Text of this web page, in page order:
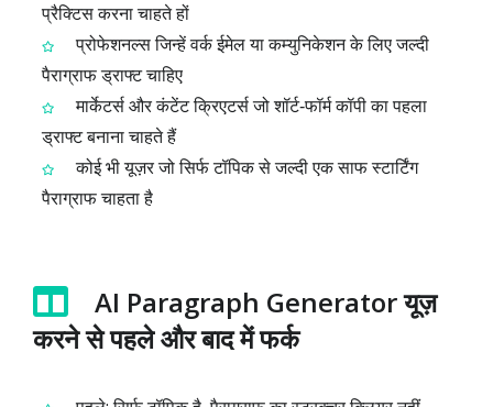
प्रैक्टिस करना चाहते हों
प्रोफेशनल्स जिन्हें वर्क ईमेल या कम्युनिकेशन के लिए जल्दी
पैराग्राफ ड्राफ्ट चाहिए
मार्केटर्स और कंटेंट क्रिएटर्स जो शॉर्ट‑फॉर्म कॉपी का पहला
ड्राफ्ट बनाना चाहते हैं
कोई भी यूज़र जो सिर्फ टॉपिक से जल्दी एक साफ स्टार्टिंग
पैराग्राफ चाहता है
AI Paragraph Generator यूज़
करने से पहले और बाद में फर्क